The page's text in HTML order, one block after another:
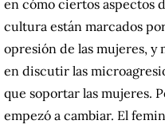
en cómo ciertos aspectos
cultura están marcados
opresión de las mujeres, y
en discutir las
que soportar las mujeres.
empezó a cambiar. El